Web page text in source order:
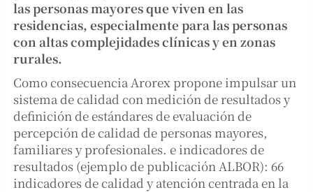
las personas mayores que viven en las
residencias, especialmente para las personas
con altas complejidades clínicas y en zonas
rurales.
Como consecuencia Arorex propone impulsar un
sistema de calidad con medición de resultados y
definición de estándares de evaluación de
percepción de calidad de personas mayores,
familiares y profesionales. e indicadores de
resultados (ejemplo de publicación ALBOR): 66
indicadores de calidad y atención centrada en la